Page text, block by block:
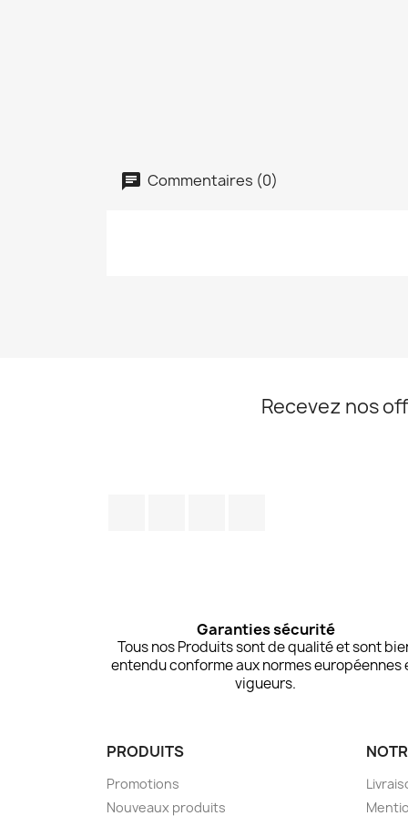
Commentaires (0)
Recevez nos
Garanties sécurité
Tous nos Produits sont de qualité et sont
entendu conforme aux normes européennes
vigueurs.
PRODUITS
Promotions
Nouveaux produits